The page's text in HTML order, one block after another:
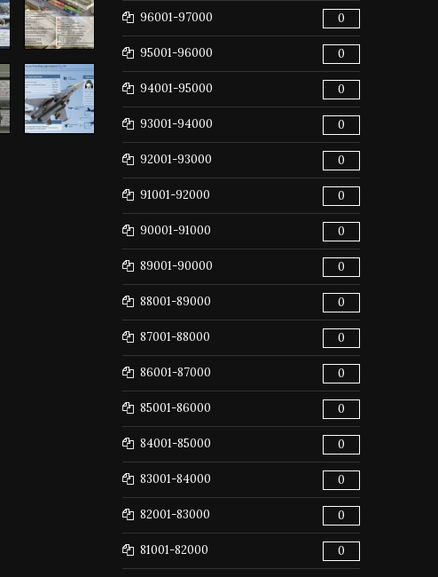
96001-97000 0
95001-96000 0
94001-95000 0
93001-94000 0
92001-93000 0
91001-92000 0
90001-91000 0
89001-90000 0
88001-89000 0
87001-88000 0
86001-87000 0
85001-86000 0
84001-85000 0
83001-84000 0
82001-83000 0
81001-82000 0